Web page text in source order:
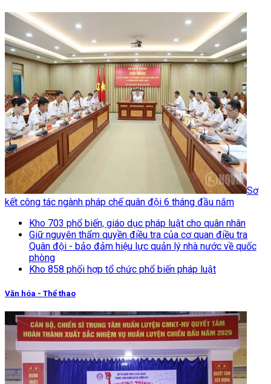
Sơ
kết công tác ngành pháp chế quân đội 6 tháng đầu năm
Kho 703 phổ biến, giáo dục pháp luật cho quân nhân
Giữ nguyên thẩm quyền điều tra của cơ quan điều tra
Quân đội - bảo đảm hiệu lực quản lý nhà nước về quốc
phòng
Kho 858 phối hợp tổ chức phổ biến pháp luật
Văn hóa - Thể thao